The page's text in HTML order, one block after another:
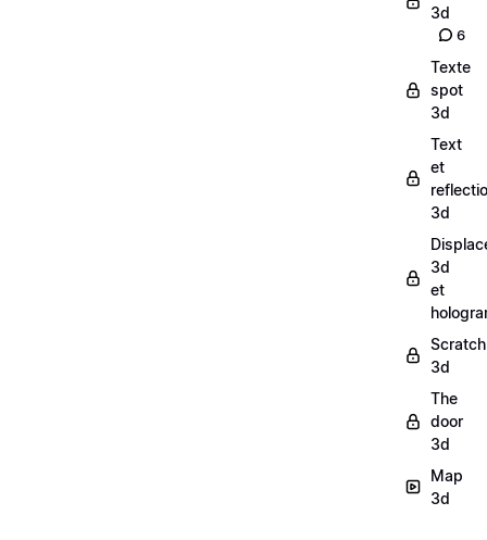
3d
6
Texte
spot
3d
Text
et
3d
3d
et
Scratch
3d
The
door
3d
Map
3d